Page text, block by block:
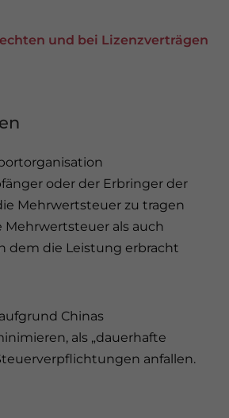
und bei Lizenzverträgen
oder der Erbringer der
Mehrwertsteuer zu tragen
Mehrwertsteuer als auch
dem die Leistung erbracht
Chinas
als „dauerhafte
anfallen.